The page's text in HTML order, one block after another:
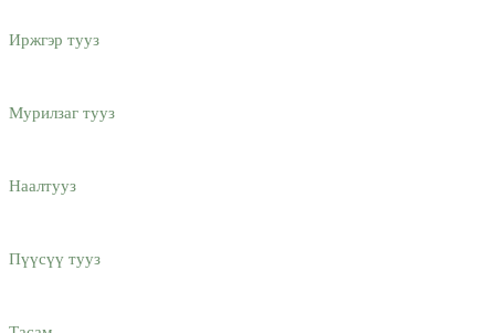
Иржгэр тууз
Мурилзаг тууз
Наалтууз
Пүүсүү тууз